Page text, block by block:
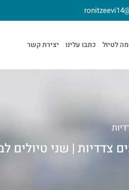
לטיול כתבו עלינו יצירת קשר
צדדיות | שני טיולים